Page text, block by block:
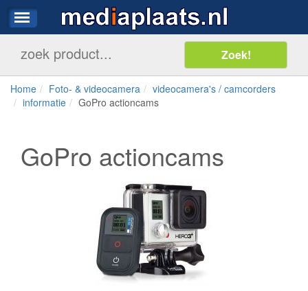
Home Foto- & videocamera
videocamera's / camcorders
informatie
GoPro actioncams
GoPro actioncams